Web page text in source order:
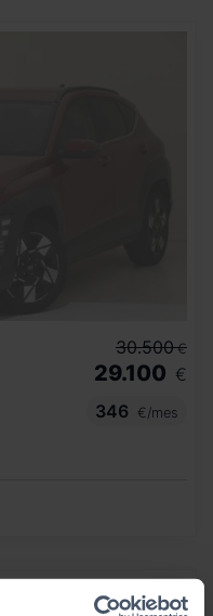
30.500 €
29.100 €
346
€/mes